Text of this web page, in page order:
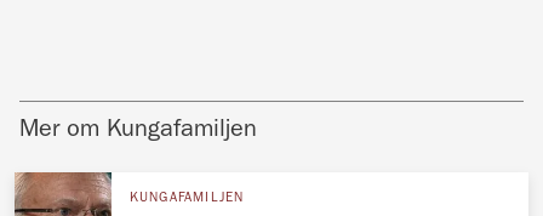
Mer om Kungafamiljen
KUNGAFAMILJEN